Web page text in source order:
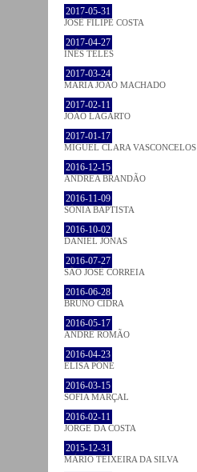
2017-05-31
JOSÉ FILIPE COSTA
2017-04-27
INÊS TELES
2017-03-24
MARIA JOÃO MACHADO
2017-02-11
JOÃO LAGARTO
2017-01-17
MIGUEL CLARA VASCONCELOS
2016-12-15
ANDREA BRANDÃO
2016-11-09
SÓNIA BAPTISTA
2016-10-02
DANIEL JONAS
2016-07-27
SÃO JOSÉ CORREIA
2016-06-28
BRUNO CIDRA
2016-05-17
ANDRÉ ROMÃO
2016-04-23
ELISA PÔNE
2016-03-15
SOFIA MARÇAL
2016-02-11
JORGE DA COSTA
2015-12-31
MÁRIO TEIXEIRA DA SILVA